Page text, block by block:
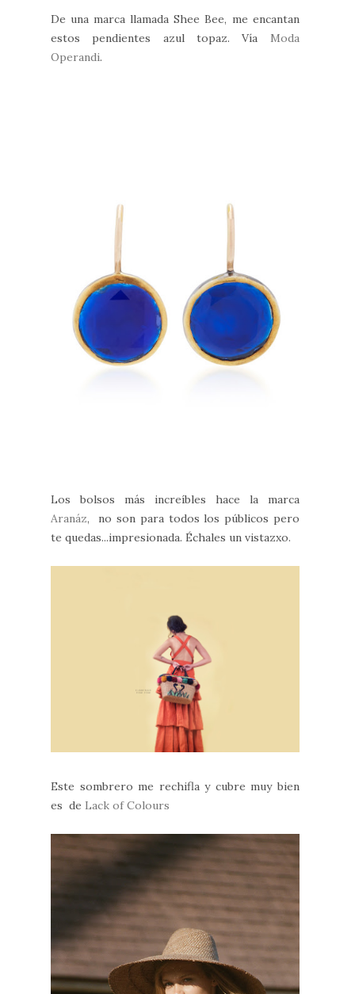
De una marca llamada Shee Bee, me encantan
estos pendientes azul topaz. Vía Moda
Operandi.
Los bolsos más increíbles hace la marca
Aranáz, no son para todos los públicos pero
te quedas...impresionada. Échales un vistazxo.
Este sombrero me rechifla y cubre muy bien
es de Lack of Colours